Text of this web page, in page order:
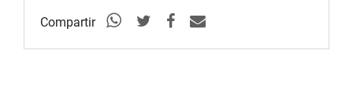
Compartir